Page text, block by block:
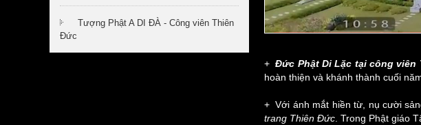
Tượng Phật A DI ĐÀ - Công viên Thiên
Đức
+Đức Phật Di Lặc tại công viên
hoàn thiện và khánh thành cuối
+ Với ánh mắt hiền từ, nụ cười
trang Thiên Đức. Trong Phật giáo